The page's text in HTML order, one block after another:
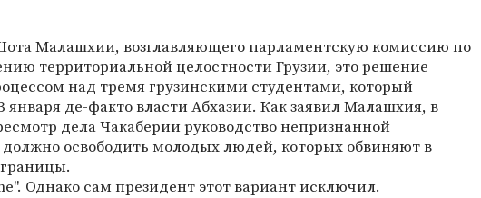
Малашхии, возглавляющего парламентскую комиссию по
территориальной целостности Грузии, это решение
над тремя грузинскими студентами, который
января де-факто власти Абхазии. Как заявил Малашхия, в
дела Чакаберии руководство непризнанной
освободить молодых людей, которых обвиняют в
Однако сам президент этот вариант исключил.